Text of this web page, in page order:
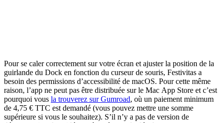
Pour se caler correctement sur votre écran et ajuster la position de la
guirlande du Dock en fonction du curseur de souris, Festivitas a
besoin des permissions d’accessibilité de macOS. Pour cette même
raison, l’app ne peut pas être distribuée sur le Mac App Store et c’est
pourquoi vous la trouverez sur Gumroad, où un paiement minimum
de 4,75 € TTC est demandé (vous pouvez mettre une somme
supérieure si vous le souhaitez). S’il n’y a pas de version de